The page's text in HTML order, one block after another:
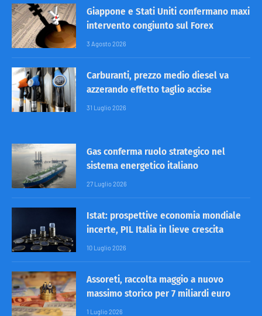
Giappone e Stati Uniti confermano maxi
intervento congiunto sul Forex
3 Agosto 2026
Carburanti, prezzo medio diesel va
azzerando effetto taglio accise
31 Luglio 2026
Gas conferma ruolo strategico nel
sistema energetico italiano
27 Luglio 2026
Istat: prospettive economia mondiale
incerte, PIL Italia in lieve crescita
10 Luglio 2026
Assoreti, raccolta maggio a nuovo
massimo storico per 7 miliardi euro
1 Luglio 2026